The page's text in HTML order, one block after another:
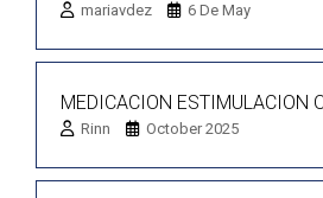
mariavdez 6 De May
MEDICACION ESTIMULACION
Rinn October 2025